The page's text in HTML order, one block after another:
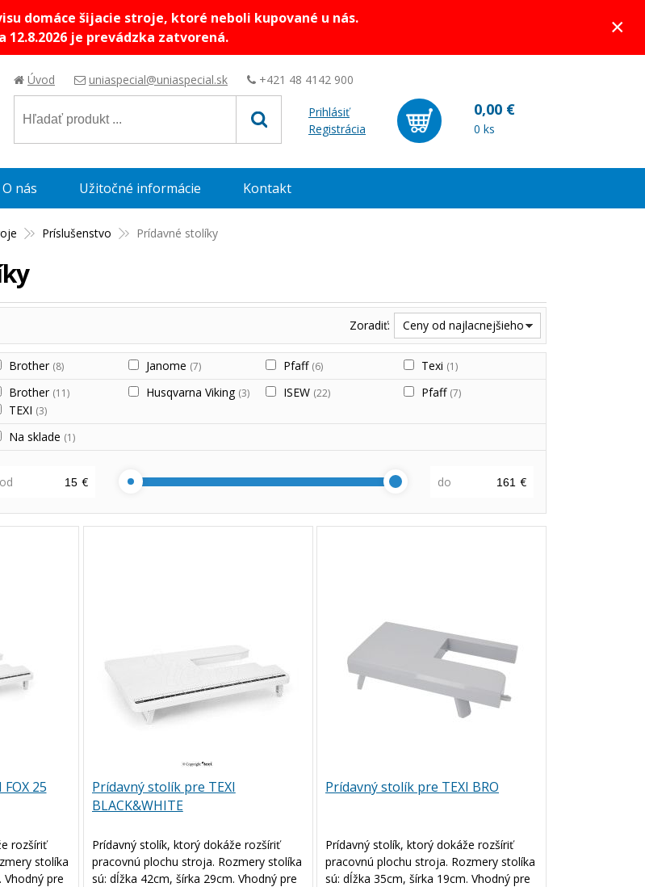
domáce šijacie stroje, ktoré neboli kupované u nás.
12.8.2026 je prevádzka zatvorená.
×
Úvod uniaspecial@uniaspecial.sk +421 48 4142 900
Prihlásiť
Registrácia
0,00 €
0 ks
Príslušenstvo Prídavné stolíky
Zoradiť: Ceny od najlacnejšieho
Brother (8) Janome (7) Pfaff (6) Texi (1)
Brother (11) Husqvarna Viking (3) ISEW (22) Pfaff (7)
TEXI (3)
Na sklade (1)
od
€ do €
25
rozšíriť
stolíka
Vhodný pre
Prídavný stolík pre TEXI
BLACK&WHITE
Prídavný stolík, ktorý dokáže rozšíriť
pracovnú plochu stroja. Rozmery stolíka
sú: dĺžka 42cm, šírka 29cm. Vhodný pre
Prídavný stolík pre TEXI BRO
Prídavný stolík, ktorý dokáže rozšíriť
pracovnú plochu stroja. Rozmery stolíka
sú: dĺžka 35cm, šírka 19cm. Vhodný pre
O nás Užitočné informácie Kontakt